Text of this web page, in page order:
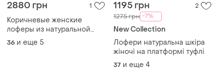
2880 грн 1
Коричневые женские
лоферы из натуральной
кожи весна осень
36 и еще 5
1195 грн 2
1275 грн -7%
New Collection
Лофери натуральна шкіра
жіночі на платформі туфлі
37 и еще 4